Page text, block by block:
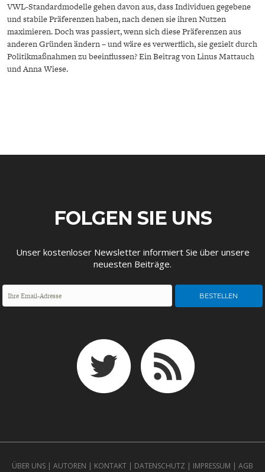
INDUSTRIEPOLITIK
CIRCULAR ECONOMY
UNGLEICHHEIT UND
ENERGIE & UMWELT
ENTWICKLUNGSPOLITIK
EUROPA
VWL-Standardmodelle gehen davon aus, dass Individuen gegebene
und stabile Präferenzen haben, nach denen sie ihren Nutzen
maximieren. Doch was passiert, wenn sich diese Präferenzen aus
anderen Gründen ändern – und wäre es verwerflich, sie gezielt durch
Politikmaßnahmen zu beeinflussen? Ein Beitrag von Linus Mattauch
und Anna Wiese.
FOLGEN SIE UNS
Unser kostenloser Newsletter informiert Sie über unsere
neuesten Beiträge.
ÜBER UNS | AUTOREN | KONTAKT | DATENSCHUTZ | IMPRESSUM | AGB